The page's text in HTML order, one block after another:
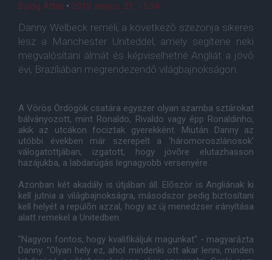
Balog Attila • 2013. május. 31. 15:34
Danny Welbeck reméli, a következõ szezonja sikeres
lesz a Manchester Uniteddel, amely segítene neki
megvalósítani álmát és képviselhetné Angliát a jövõ
évi, Brazíliában megrendezendõ világbajnokságon.
A Vörös Ördögök csatára egyszer olyan szamba sztárokat
bálványozott, mint Ronaldo, Rivaldo vagy épp Ronaldinho,
akik az utcákon fociztak gyerekként. Miután Danny az
utóbbi években már szerepelt a 'háromoroszlánosok'
válogatottjában, izgatott, hogy jövõre elutazhasson
hazájukba, a labdarúgás legnagyobb versenyére.
Azonban két akadály is útjában áll. Elõször is Angliának ki
kell jutnia a világbajnokságra, másodszor pedig biztosítani
kell helyét a repülõn azzal, hogy az új menedzser irányítása
alatt remekel a Unitedben.
"Nagyon fontos, hogy kvalifikáljuk magunkat" - magyarázta
Danny. "Olyan hely ez, ahol mindenki ott akar lenni, minden